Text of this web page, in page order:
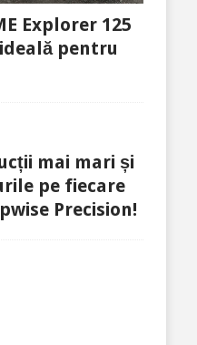
Explorer 125
pentru
mai mari și
pe fiecare
Precision!